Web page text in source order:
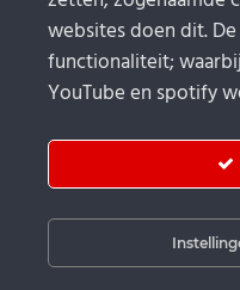
Algemeen:
Bands & boeking:
Promotie & publiciteit:
websites doen dit.
functionaliteit;
YouTube en spotify